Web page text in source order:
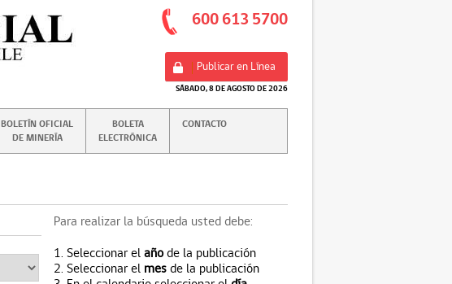
600 613 5700
Publicar en Línea
SÁBADO, 8 DE AGOSTO DE 2026
BOLETÍN OFICIAL
DE MINERÍA
BOLETA
ELECTRÓNICA
CONTACTO
Para realizar la búsqueda usted debe:
1. Seleccionar el añode la publicación
2. Seleccionar el mes de la publicación